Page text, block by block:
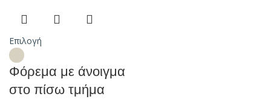
Επιλογή
Φόρεμα με άνοιγμα
στο πίσω τμήμα